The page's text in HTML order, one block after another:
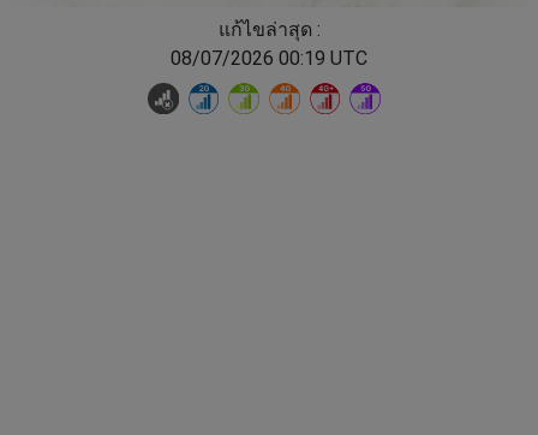
แก้ไขล่าสุด :
08/07/2026 00:19 UTC